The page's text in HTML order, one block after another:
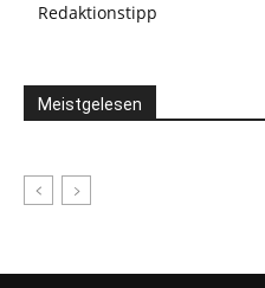
Redaktionstipp
Meistgelesen